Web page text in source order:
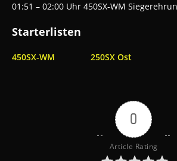
01:51 – 02:00 Uhr 450SX-WM
Starterlisten
450SX-WM 250SX Ost
0
Article Rating